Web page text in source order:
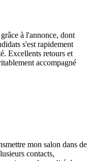
à l'annonce, dont
s'est rapidement
Excellents retours et
accompagné
mon salon dans de
contacts,